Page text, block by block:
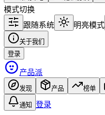
模式切换
跟随系统
明亮模式
关于我们
登录
产品派
发现 产品 榜单
通知 登录